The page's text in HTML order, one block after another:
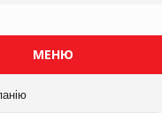
МЕНЮ